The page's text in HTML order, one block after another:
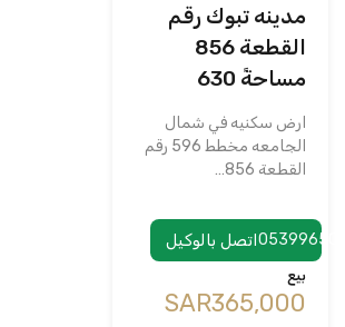
مدينه تبوك رقم
القطعة 856
مساحةً 630
ارض سكنيه في شمال
الجامعه مخطط 596 رقم
القطعة 856…
اتصل بالوكيل
بيع
‪SAR365,000